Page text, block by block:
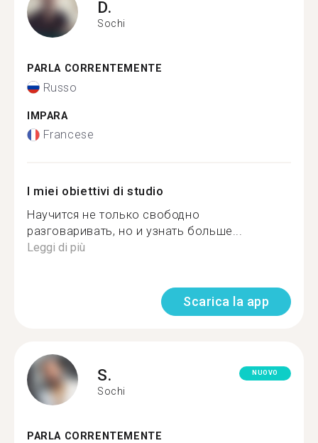
D.
Sochi
PARLA CORRENTEMENTE
Russo
IMPARA
Francese
I miei obiettivi di studio
Научится не только свободно
разговаривать, но и узнать больше...
Leggi di più
Scarica la app
S.
Sochi
NUOVO
PARLA CORRENTEMENTE